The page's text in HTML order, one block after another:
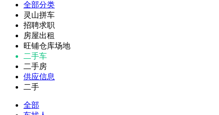
全部分类
灵山拼车
招聘求职
房屋出租
旺铺仓库场地
二手车
二手房
供应信息
二手
全部